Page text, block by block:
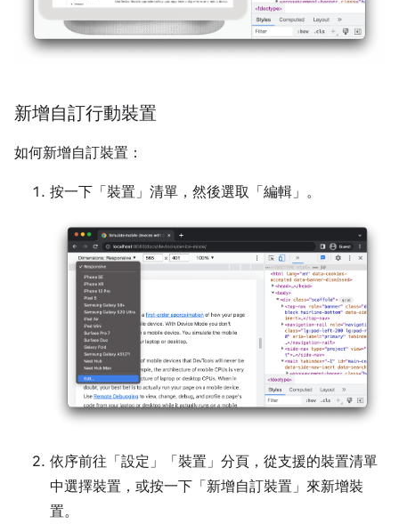
新增自訂行動裝置
如何新增自訂裝置：
按一下「裝置」 清單，然後選取「編輯」 。
依序前往「設定」 「裝置」 分頁，從支援的裝置清單
中選擇裝置，或按一下「新增自訂裝置」 來新增裝
置。